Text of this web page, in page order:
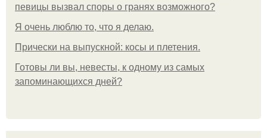
певицы вызвал споры о гранях возможного?
Я очень люблю то, что я делаю.
Прически на выпускной: косы и плетения.
Готовы ли вы, невесты, к одному из самых
запоминающихся дней?